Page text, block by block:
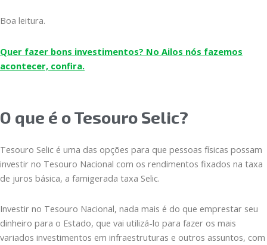
Boa leitura.
Quer fazer bons investimentos? No Ailos nós fazemos
acontecer, confira.
O que é o Tesouro Selic?
Tesouro Selic é uma das opções para que pessoas físicas possam
investir no Tesouro Nacional com os rendimentos fixados na taxa
de juros básica, a famigerada taxa Selic.
Investir no Tesouro Nacional, nada mais é do que emprestar seu
dinheiro para o Estado, que vai utilizá-lo para fazer os mais
variados investimentos em infraestruturas e outros assuntos, com